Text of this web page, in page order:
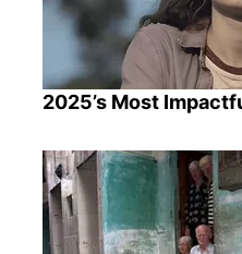
2025’s Most